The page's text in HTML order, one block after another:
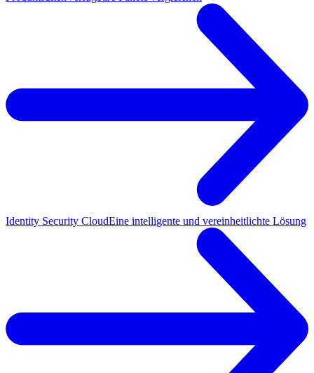
Identity Security CloudEine intelligente und vereinheitlichte Lösung